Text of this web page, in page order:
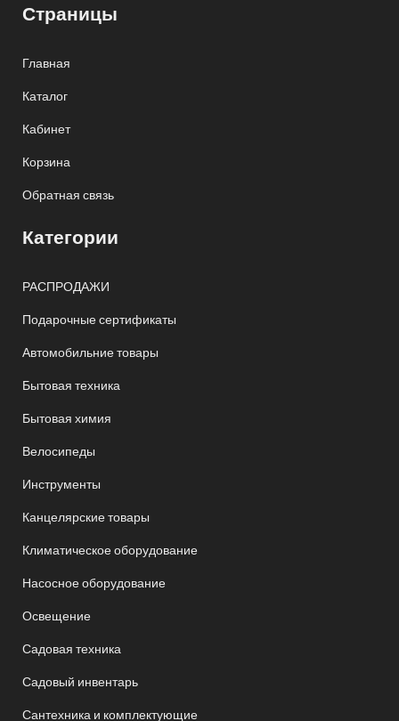
Страницы
Главная
Каталог
Кабинет
Корзина
Обратная связь
Категории
РАСПРОДАЖИ
Подарочные сертификаты
Автомобильние товары
Бытовая техника
Бытовая химия
Велосипеды
Инструменты
Канцелярские товары
Климатическое оборудование
Насосное оборудование
Освещение
Садовая техника
Садовый инвентарь
Сантехника и комплектующие